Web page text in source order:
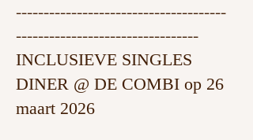
--------------------------------------
---------------------------------
INCLUSIEVE SINGLES
DINER @ DE COMBI op 26
maart 2026